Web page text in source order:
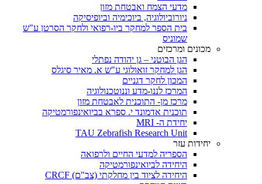
מדעי הצמח ואבטחת מזון
ניורוביולוגיה, ביוכימיה וביופיסיקה
בית הספר למחקר ביו-רפואי ולחקר הסרטן ע"ש
שמוניס
מכונים ומרכזים
הגן הבוטני – גן יהודה נפתלי
הגן למחקר זואולוגי ע"ש א. מאיר סיגלס
המכון לחקר דגניים
המרכז לננו-מדע וננוטכנולוגיה
מרכז מן- התוכנית לאבטחת מזון
תוכנית אדמונד י. ספרא בביואינפורמטיקה
יחידת ה- MRI
TAU Zebrafish Research Unit
יחידות עזר
הספריה למדעי החיים ולרפואה
היחידה לביואינפורמטיקה
היחידה לציוד בין מחלקתי (צב"ם) CRCF